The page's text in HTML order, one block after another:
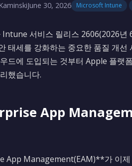
June 30, 2026 Microsoft Intune
서비스 릴리스 2606(2026년
태세를 강화하는 중요한 품질 개
드에 도입되는 것부터 Apple 플랫
했습니다.
App
App Management(EAM)**가 이제